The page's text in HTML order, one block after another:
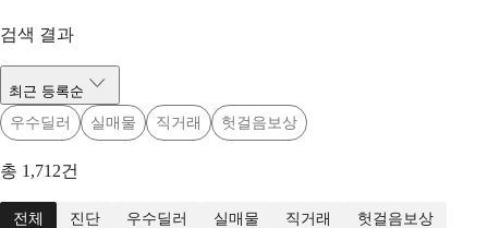
검색 결과
최근 등록순
우수딜러
실매물 직거래 헛걸음보상
총 1,712건
전체 진단 우수딜러 실매물 직거래 헛걸음보상